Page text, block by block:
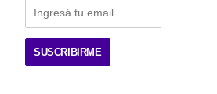
SUSCRIBIRME